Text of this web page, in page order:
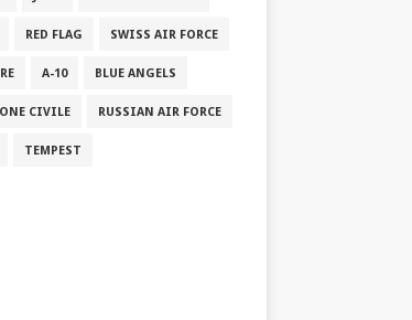
RED FLAG SWISS AIR FORCE
A-10 BLUE ANGELS
CIVILE RUSSIAN AIR FORCE
TEMPEST